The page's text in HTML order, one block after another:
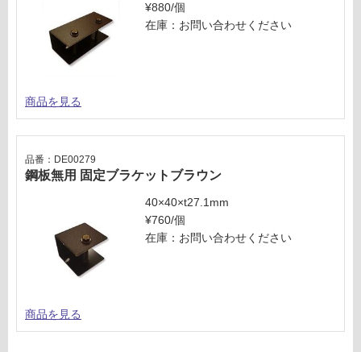
て
い
な
¥880/個
在庫：お問い合わせください
商品を見る
鋼板無用 固定ブラケットブラウン
品番：DE00279
40×40×t27.1mm
¥760/個
在庫：お問い合わせください
商品を見る